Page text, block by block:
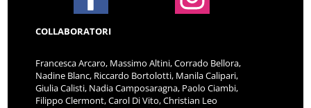
COLLABORATORI
Francesca Arcaro, Massimo Altini, Corrado Bellora,
Nadine Blanc, Riccardo Bortolotti, Manila Calipari,
Giulia Calisti, Nadia Camposaragna, Paolo Ciambi,
Filippo Clermont, Carol Di Vito, Christian Leo